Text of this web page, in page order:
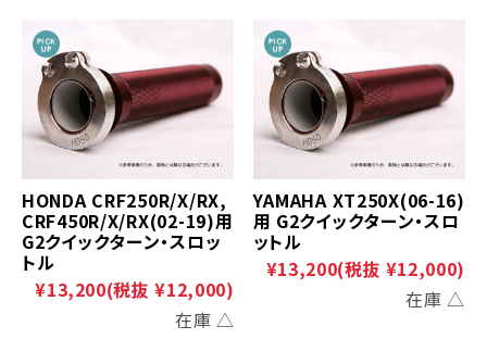
HONDA CRF250R/X/RX,
CRF450R/X/RX(02-19)用
G2クイックターン・スロッ
トル
¥13,200(税抜 ¥12,000)
在庫 △
YAMAHA XT250X(06-16)
用 G2クイックターン・スロ
ットル
¥13,200(税抜 ¥12,000)
在庫 △